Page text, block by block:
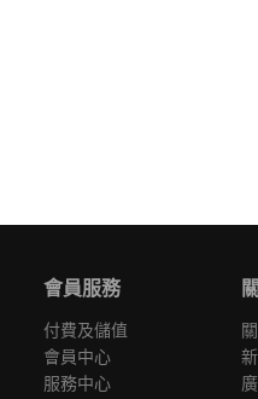
會員服務
付費及儲值
會員中心
服務中心